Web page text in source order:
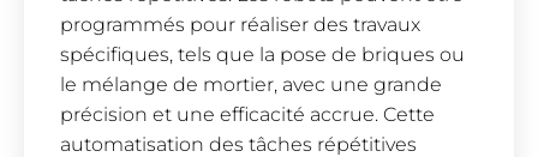
programmés pour réaliser des travaux
spécifiques, tels que la pose de briques ou
le mélange de mortier, avec une grande
précision et une efficacité accrue. Cette
automatisation des tâches répétitives